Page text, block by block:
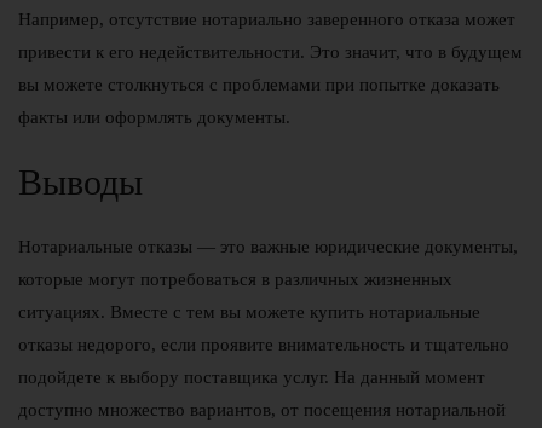
Например, отсутствие нотариально заверенного отказа может
привести к его недействительности. Это значит, что в будущем
вы можете столкнуться с проблемами при попытке доказать
факты или оформлять документы.
Выводы
Нотариальные отказы — это важные юридические документы,
которые могут потребоваться в различных жизненных
ситуациях. Вместе с тем вы можете купить нотариальные
отказы недорого, если проявите внимательность и тщательно
подойдете к выбору поставщика услуг. На данный момент
доступно множество вариантов, от посещения нотариальной